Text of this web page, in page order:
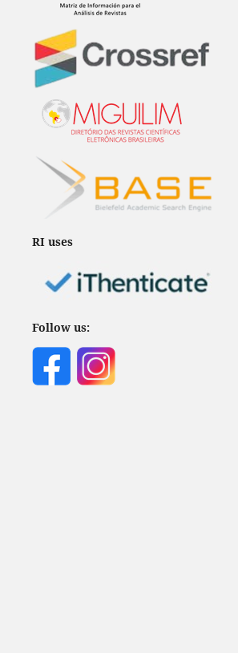
RI uses
Follow us: